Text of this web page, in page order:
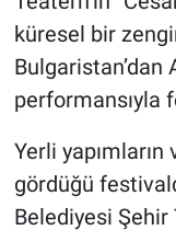
küresel bir
Bulgaristan’dan
performansıyla
Yerli
gördüğü
Belediyesi Şehir